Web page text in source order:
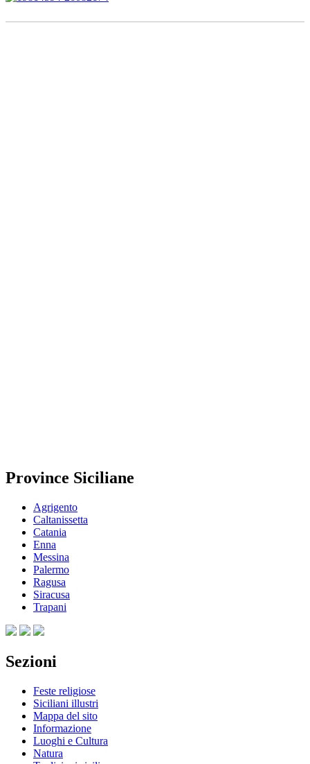
Province Siciliane
Agrigento
Caltanissetta
Catania
Enna
Messina
Palermo
Ragusa
Siracusa
Trapani
Sezioni
Feste religiose
Siciliani illustri
Mappa del sito
Informazione
Luoghi e Cultura
Natura